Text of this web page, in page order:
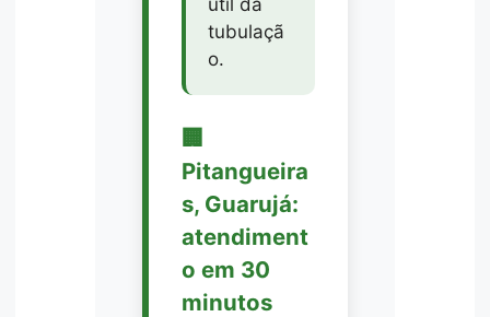
tubulaçã
o.
🏢
Pitangueira
s, Guarujá:
atendiment
o em 30
minutos